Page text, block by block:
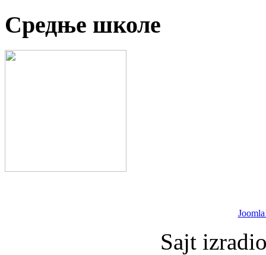
Средње школе
Sajt